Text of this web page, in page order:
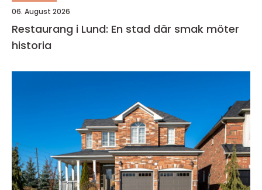
06. August 2026
Restaurang i Lund: En stad där smak möter
historia